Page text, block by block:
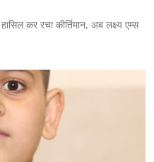
कर रचा कीर्तिमान, अब लक्ष्य एम्स